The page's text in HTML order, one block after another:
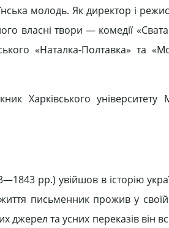
молодь. Як директор і
власні твори — комедії
«Наталка-Полтавка» та
Харківського університету
рр.) увійшов в історію
письменник прожив у своїй
джерел та усних переказів він